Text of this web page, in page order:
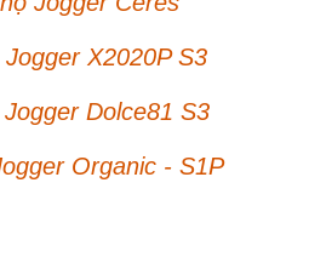
X2020P S3
Dolce81 S3
Organic - S1P